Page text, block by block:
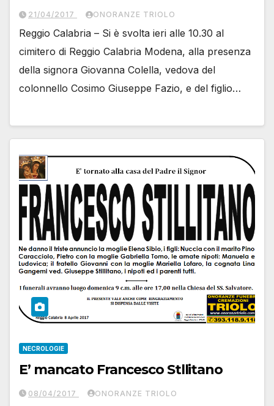
21/04/2017 ONORANZE TRIOLO
Reggio Calabria – Si è svolta ieri alle 10.30 al
cimitero di Reggio Calabria Modena, alla presenza
della signora Giovanna Colella, vedova del
colonnello Cosimo Giuseppe Fazio, e del figlio…
NECROLOGIE
E’ mancato Francesco Stllitano
08/04/2017 ONORANZE TRIOLO